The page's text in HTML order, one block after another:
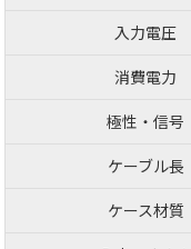
入力電圧
消費電力
極性・信号
ケーブル長
ケース材質